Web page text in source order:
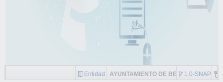
Entidad AYUNTAMIENTO DE BENIZALÓN
1.0-